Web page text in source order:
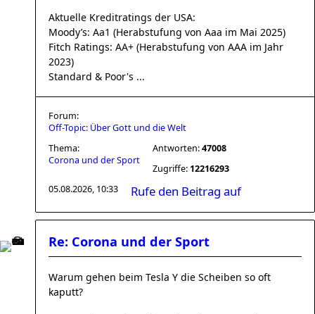
Aktuelle Kreditratings der USA:
Moody’s: Aa1 (Herabstufung von Aaa im Mai 2025)
Fitch Ratings: AA+ (Herabstufung von AAA im Jahr
2023)
Standard & Poor's ...
Forum:
Off-Topic: Über Gott und die Welt
Thema:
Corona und der Sport
Antworten:47008
Zugriffe: 12216293
05.08.2026, 10:33
Rufe den Beitrag auf
Re: Corona und der Sport
Warum gehen beim Tesla Y die Scheiben so oft
kaputt?